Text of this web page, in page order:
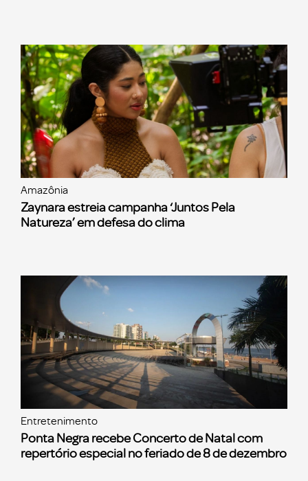
Amazônia
Zaynara estreia campanha ‘Juntos Pela
Natureza’ em defesa do clima
Entretenimento
Ponta Negra recebe Concerto de Natal com
repertório especial no feriado de 8 de dezembro